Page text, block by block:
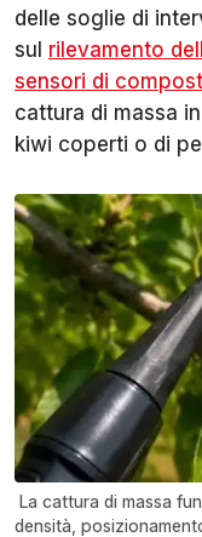
delle soglie di
sul rilevamento
sensori di
cattura di massa
kiwi coperti o di
La cattura di massa
densità,